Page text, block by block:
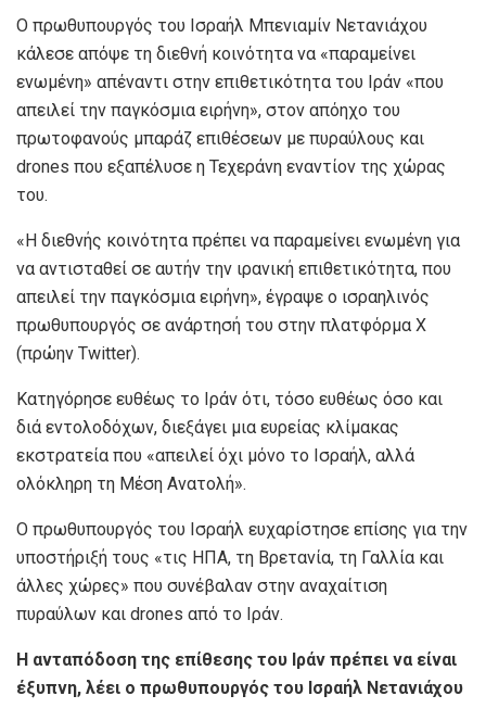
Ο πρωθυπουργός του Ισραήλ Μπενιαμίν Νετανιάχου
κάλεσε απόψε τη διεθνή κοινότητα να «παραμείνει
ενωμένη» απέναντι στην επιθετικότητα του Ιράν «που
απειλεί την παγκόσμια ειρήνη», στον απόηχο του
πρωτοφανούς μπαράζ επιθέσεων με πυραύλους και
drones που εξαπέλυσε η Τεχεράνη εναντίον της χώρας
του.
«Η διεθνής κοινότητα πρέπει να παραμείνει ενωμένη για
να αντισταθεί σε αυτήν την ιρανική επιθετικότητα, που
απειλεί την παγκόσμια ειρήνη», έγραψε ο ισραηλινός
πρωθυπουργός σε ανάρτησή του στην πλατφόρμα X
(πρώην Twitter).
Κατηγόρησε ευθέως το Ιράν ότι, τόσο ευθέως όσο και
διά εντολοδόχων, διεξάγει μια ευρείας κλίμακας
εκστρατεία που «απειλεί όχι μόνο το Ισραήλ, αλλά
ολόκληρη τη Μέση Ανατολή».
Ο πρωθυπουργός του Ισραήλ ευχαρίστησε επίσης για την
υποστήριξή τους «τις ΗΠΑ, τη Βρετανία, τη Γαλλία και
άλλες χώρες» που συνέβαλαν στην αναχαίτιση
πυραύλων και drones από το Ιράν.
Η ανταπόδοση της επίθεσης του Ιράν πρέπει να είναι
έξυπνη, λέει ο πρωθυπουργός του Ισραήλ Νετανιάχου